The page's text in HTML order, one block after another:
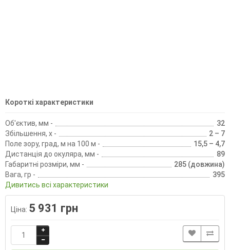
Короткі характеристики
Об'єктив, мм -
32
Збільшення, х -
2 – 7
Поле зору, град, м на 100 м -
15,5 – 4,7
Дистанція до окуляра, мм -
89
Габаритні розміри, мм -
285 (довжина)
Вага, гр -
395
Дивитись всі характеристики
Ціна: 5 931 грн